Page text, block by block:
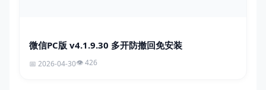
微信PC版 v4.1.9.30 多开防撤回免安装
2026-04-30 426